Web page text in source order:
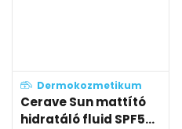
Dermokozmetikum
Cerave Sun mattító
hidratáló fluid SPF5...